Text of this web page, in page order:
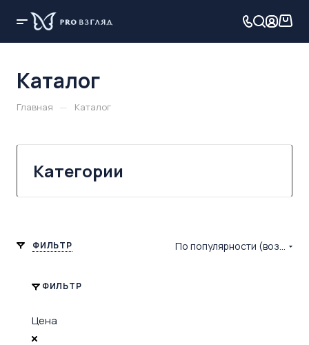
Каталог
Главная — Каталог
Категории
ФИЛЬТР По популярности (возрастание)
ФИЛЬТР
Цена